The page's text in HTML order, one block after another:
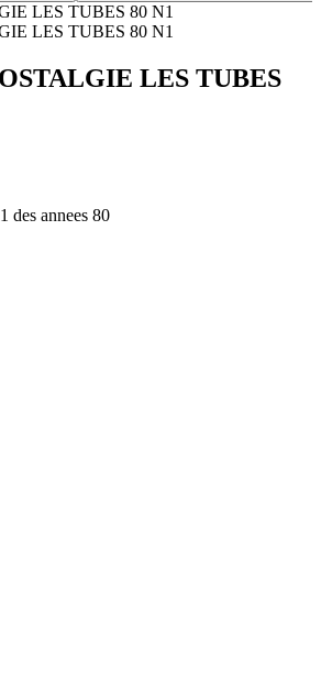
LES TUBES 80 N1
LES TUBES 80 N1
LES TUBES
des annees 80